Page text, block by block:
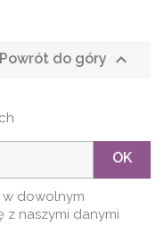
Powrót do góry 
OK
w dowolnym
z naszymi danymi